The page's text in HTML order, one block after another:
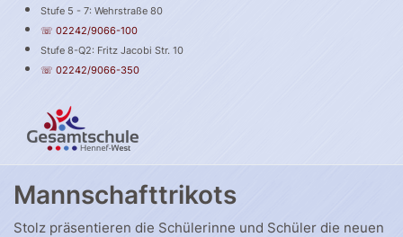
Stufe 5 - 7: Wehrstraße 80
☏ 02242/9066-100
Stufe 8-Q2: Fritz Jacobi Str. 10
☏ 02242/9066-350
Mannschafttrikots
Stolz präsentieren die Schülerinne und Schüler die neuen